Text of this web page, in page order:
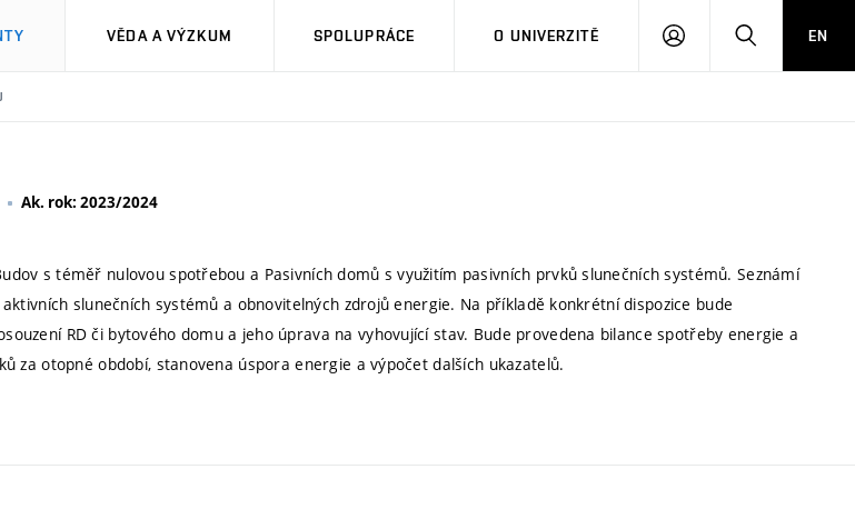
VĚDA A VÝZKUM SPOLUPRÁCE O UNIVERZITĚ
PŘIHLÁSIT HLEDATEN
Ak. rok: 2023/2024
s téměř nulovou spotřebou a Pasivních domů s využitím pasivních prvků slunečních systémů. Seznámí
slunečních systémů a obnovitelných zdrojů energie. Na příkladě konkrétní dispozice bude
RD či bytového domu a jeho úprava na vyhovující stav. Bude provedena bilance spotřeby energie a
za otopné období, stanovena úspora energie a výpočet dalších ukazatelů.